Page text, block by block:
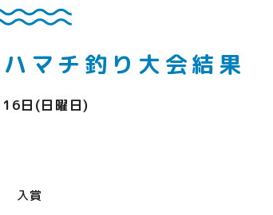
マチ釣り大会結果
日(日曜日)
入賞